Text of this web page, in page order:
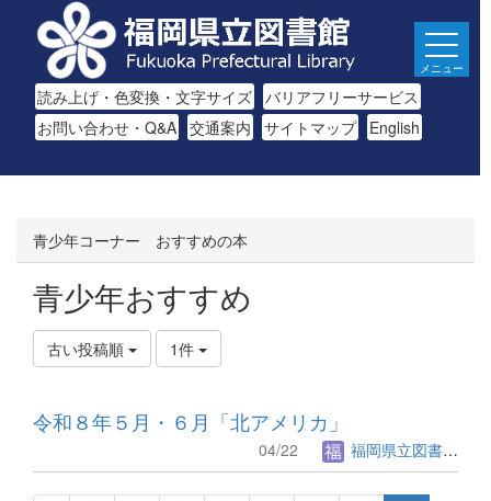
読み上げ・色変換・文字サイズ バリアフリーサービス
お問い合わせ・Q&A 交通案内 サイトマップ English
メニュー
青少年コーナー おすすめの本
青少年おすすめ
古い投稿順 1件
令和８年５月・６月「北アメリカ」
04/22 福岡県立図書館.